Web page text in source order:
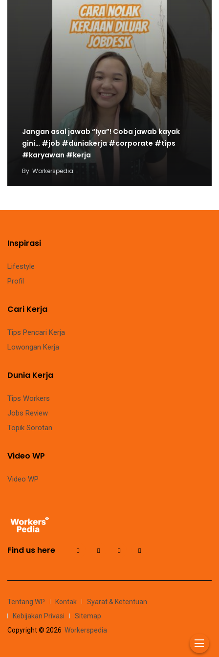
Jangan asal jawab “Iya”! Coba jawab kayak
gini… #job #duniakerja #corporate #tips
#karyawan #kerja
By Workerspedia
Inspirasi
Lifestyle
Profil
Cari Kerja
Tips Pencari Kerja
Lowongan Kerja
Dunia Kerja
Tips Workers
Jobs Review
Topik Sorotan
Video WP
Video WP
Find us here
Tentang WP Kontak
Syarat & Ketentuan
Kebijakan Privasi
Sitemap
Copyright © 2026 Workerspedia